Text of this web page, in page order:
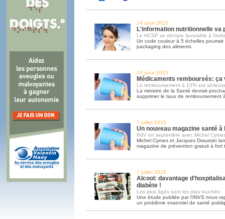
24 aout 2015
L'information nutritionnelle va
Le HCSP se déclare favorable à
Un code couleur à 5 échelles
packaging des aliments
24 aout 2015
Médicaments remboursés: ça
Le remboursement à 15% est
La ministre de la Santé devrait
supprimer le taux de remboursement
7 juillet 2015
Un nouveau magazine santé à
RdV en septembre avec Michel
Michel Cymes et Jacques Draussin
magazine de prévention gratuit à fort
7 juillet 2015
Alcool: davantage
diabète !
Les plus âgés sont les plus touchés
Une étude publiée par l'INVS nous
un problème essentiel de santé